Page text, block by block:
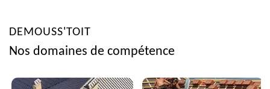
DEMOUSS'TOIT
Nos domaines de compétence